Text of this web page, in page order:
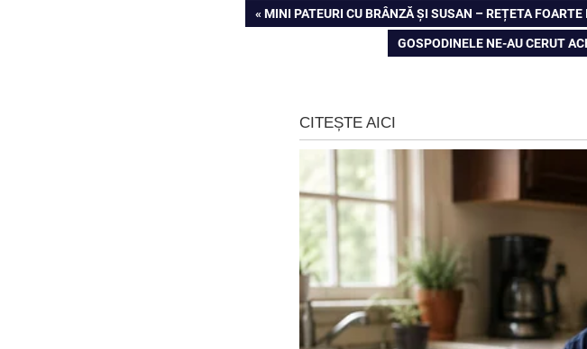
Navigare
PREVIOUS
MINI PATEURI CU BRÂNZĂ ȘI SUSAN – REȚETA FOARTE
NEXT
GOSPODINELE NE-AU CERUT